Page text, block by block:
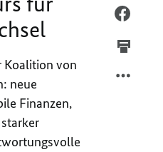
Koalition von
neue
Finanzen,